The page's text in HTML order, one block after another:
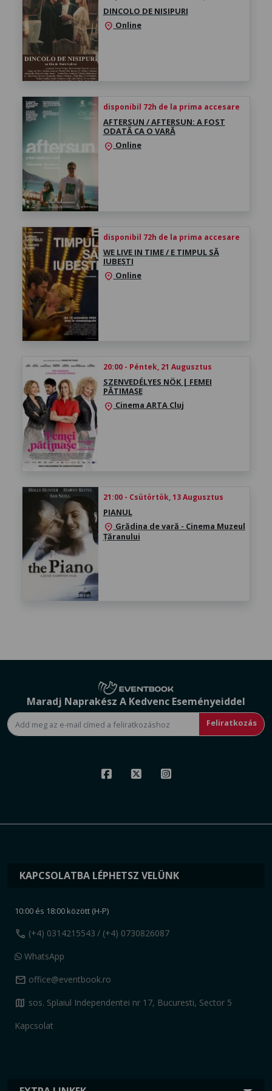
DINCOLO DE NISIPURI
location_on Online
disponibil 72h de la prima accesare
AFTERSUN / AFTERSUN: A FOST
ODATĂ CA O VARĂ
location_on Online
disponibil 72h de la prima accesare
WE LIVE IN TIME / E TIMPUL SĂ
IUBEȘTI
location_on Online
20:00 - Péntek, 21 Augusztus
SZENVEDÉLYES NÖK | FEMEI
PĂTIMAȘE
location_on Cinema ARTA Cluj
21:00 - Csütörtök, 13 Augusztus
PIANUL
location_on Grădina de vară - Cinema Muzeul
Țăranului
Maradj Naprakész A Kedvenc Eseményeiddel
Feliratkozás
KAPCSOLATBA LÉPHETSZ VELÜNK
10:00 és 18:00 között (H-P)
call (+4) 0314215543 / (+4) 0730826087
WhatsApp
mail office@eventbook.ro
map sos. Splaiul Independentei nr 17, Bucuresti, Sector 5
Kapcsolat